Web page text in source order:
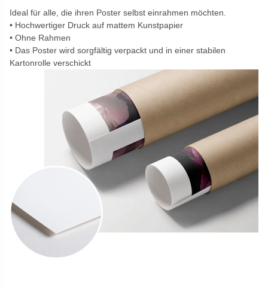
Ideal für alle, die ihren Poster selbst einrahmen möchten.
Hochwertiger Druck auf mattem Kunstpapier
Ohne Rahmen
Das Poster wird sorgfältig verpackt und in einer stabilen
Kartonrolle verschickt